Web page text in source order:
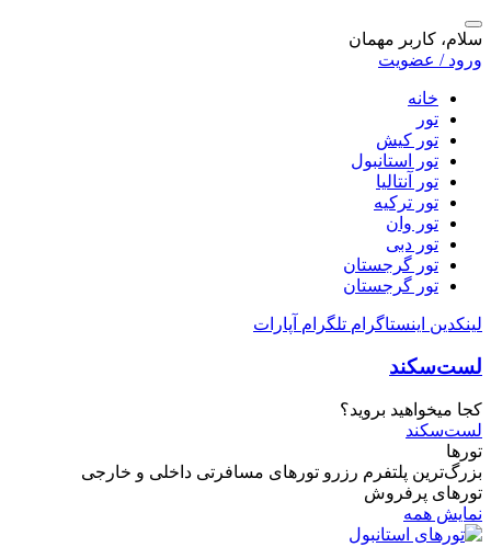
سلام، کاربر مهمان
ورود / عضویت
خانه
تور
تور کیش
تور استانبول
تور آنتالیا
تور ترکیه
تور وان
تور دبی
تور گرجستان
تور گرجستان
لینکدین اینستاگرام تلگرام آپارات
لست‌سکند
کجا میخواهید بروید؟
لست‌سکند
تورها
بزرگ‌ترین پلتفرم رزرو تورهای مسافرتی داخلی و خارجی
تورهای پرفروش
نمایش همه